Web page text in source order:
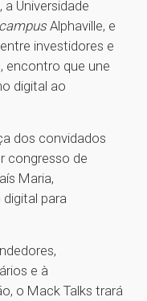
Universidade
campus Alphaville, e
investidores e
encontro que une
digital ao
dos convidados
congresso de
Maria,
para
e à
o Mack Talks trará